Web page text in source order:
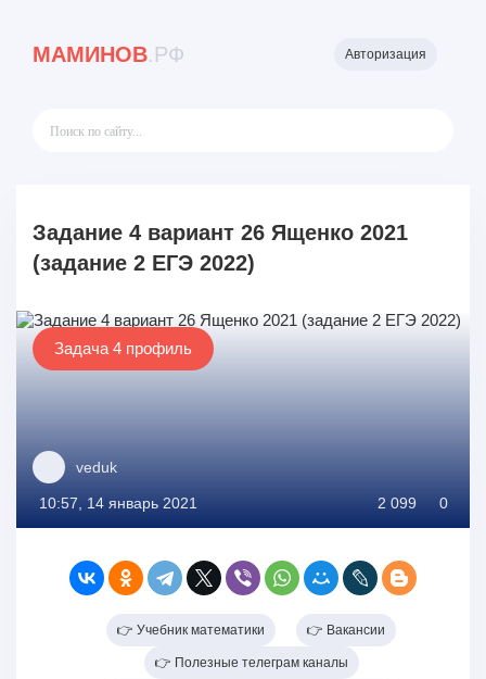
МАМИНОВ.РФ Авторизация
Задание 4 вариант 26 Ященко 2021
(задание 2 ЕГЭ 2022)
Задача 4 профиль
veduk
10:57, 14 январь 2021 2 099 0
👉 Учебник математики 👉 Вакансии
👉 Полезные телеграм каналы